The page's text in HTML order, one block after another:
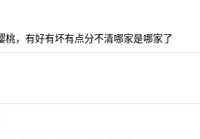
桃，有好有坏有点分不清哪家是哪家了